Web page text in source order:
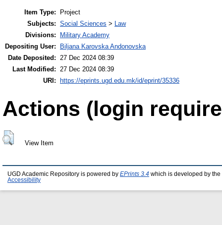
Item Type:
Project
Subjects: Social Sciences > Law
Divisions:
Military Academy
Depositing User:
Biljana Karovska Andonovska
Date Deposited: 27 Dec 2024 08:39
Last Modified: 27 Dec 2024 08:39
URI:
https://eprints.ugd.edu.mk/id/eprint/35336
Actions (login
View Item
UGD Academic Repository is powered by EPrints 3.4 which is developed by the
Accessibility